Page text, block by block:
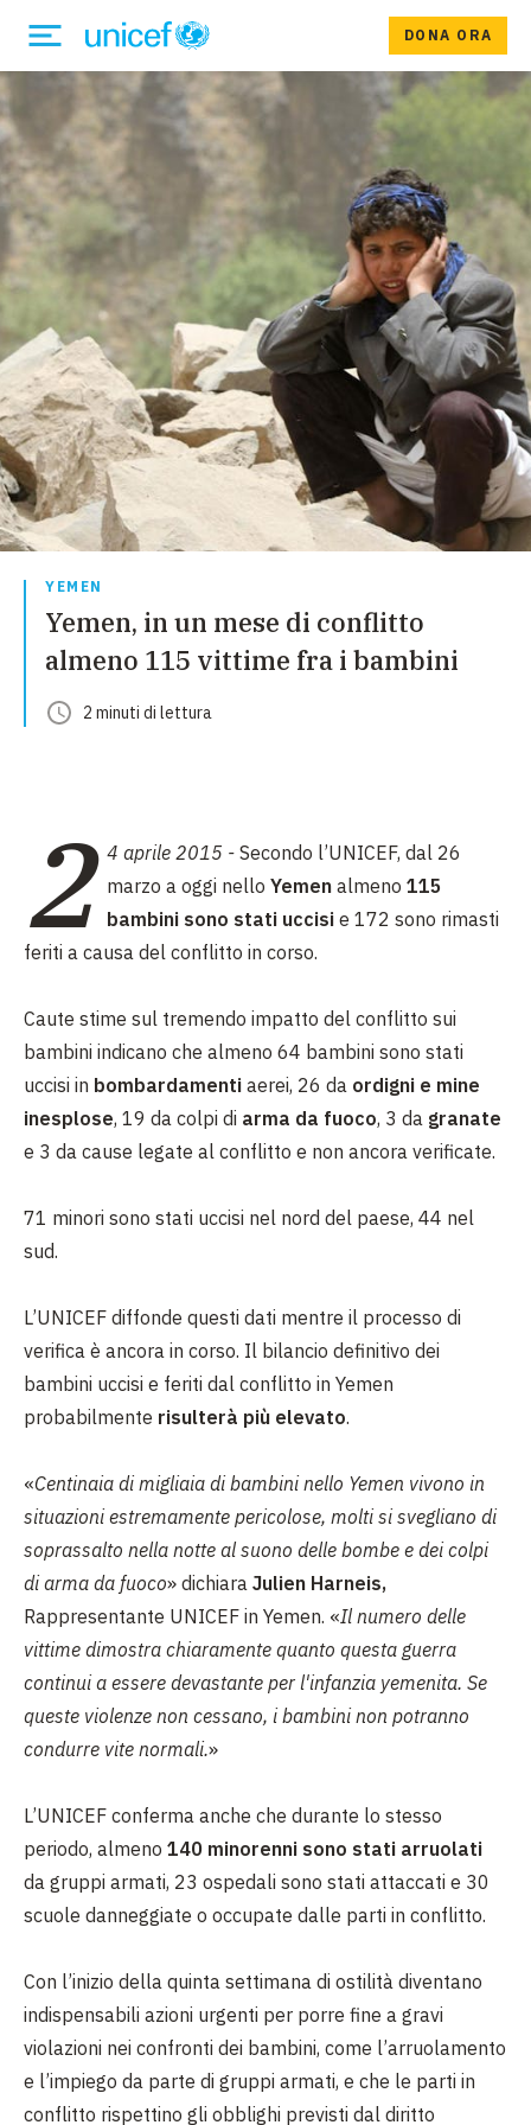
DONA ORA
YEMEN
Yemen, in un mese di conflitto
almeno 115 vittime fra i bambini
2 minuti di lettura
2 4 aprile 2015 - Secondo l’UNICEF, dal 26
marzo a oggi nello Yemen almeno 115
bambini sono stati uccisi e 172 sono rimasti
feriti a causa del conflitto in corso.
Caute stime sul tremendo impatto del conflitto sui
bambini indicano che almeno 64 bambini sono stati
uccisi in bombardamenti aerei, 26 da ordigni e mine
inesplose, 19 da colpi di arma da fuoco, 3 da granate
e 3 da cause legate al conflitto e non ancora verificate.
71 minori sono stati uccisi nel nord del paese, 44 nel
sud.
L’UNICEF diffonde questi dati mentre il processo di
verifica è ancora in corso. Il bilancio definitivo dei
bambini uccisi e feriti dal conflitto in Yemen
probabilmente risulterà più elevato.
«Centinaia di migliaia di bambini nello Yemen vivono in
situazioni estremamente pericolose, molti si svegliano di
soprassalto nella notte al suono delle bombe e dei colpi
di arma da fuoco» dichiara Julien Harneis,
Rappresentante UNICEF in Yemen. «Il numero delle
vittime dimostra chiaramente quanto questa guerra
continui a essere devastante per l'infanzia yemenita. Se
queste violenze non cessano, i bambini non potranno
condurre vite normali.»
L’UNICEF conferma anche che durante lo stesso
periodo, almeno 140 minorenni sono stati arruolati
da gruppi armati, 23 ospedali sono stati attaccati e 30
scuole danneggiate o occupate dalle parti in conflitto.
Con l’inizio della quinta settimana di ostilità diventano
indispensabili azioni urgenti per porre fine a gravi
violazioni nei confronti dei bambini, come l’arruolamento
e l’impiego da parte di gruppi armati, e che le parti in
conflitto rispettino gli obblighi previsti dal diritto